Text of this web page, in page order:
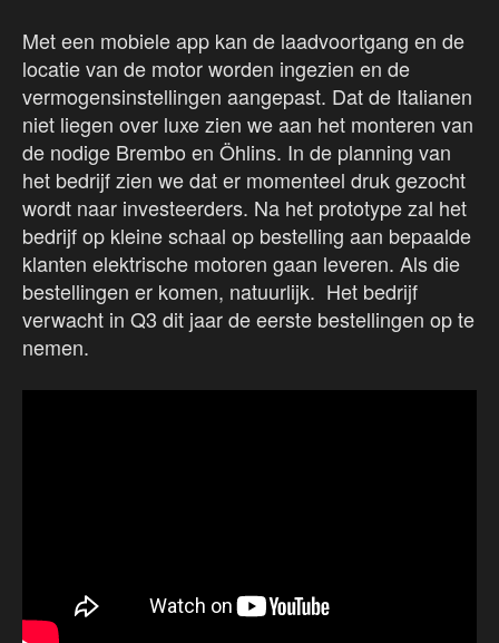
Met een mobiele app kan de laadvoortgang en de
locatie van de motor worden ingezien en de
vermogensinstellingen aangepast. Dat de Italianen
niet liegen over luxe zien we aan het monteren van
de nodige Brembo en Öhlins. In de planning van
het bedrijf zien we dat er momenteel druk gezocht
wordt naar investeerders. Na het prototype zal het
bedrijf op kleine schaal op bestelling aan bepaalde
klanten elektrische motoren gaan leveren. Als die
bestellingen er komen, natuurlijk. Het bedrijf
verwacht in Q3 dit jaar de eerste bestellingen op te
nemen.